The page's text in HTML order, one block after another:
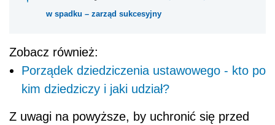
w spadku – zarząd sukcesyjny
Zobacz również:
Porządek dziedziczenia ustawowego - kto po
kim dziedziczy i jaki udział?
Z uwagi na powyższe, by uchronić się przed